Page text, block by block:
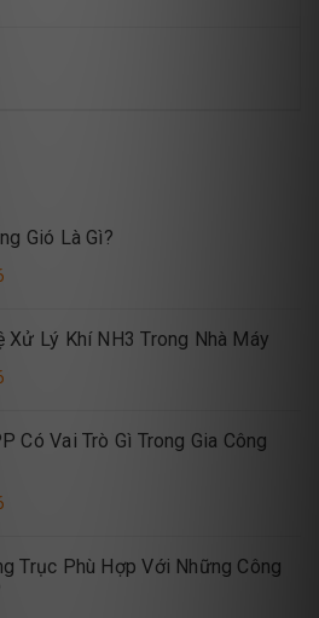
Gió Là Gì?
Xử Lý Khí NH3 Trong Nhà Máy
Có Vai Trò Gì Trong Gia Công
Trục Phù Hợp Với Những Công